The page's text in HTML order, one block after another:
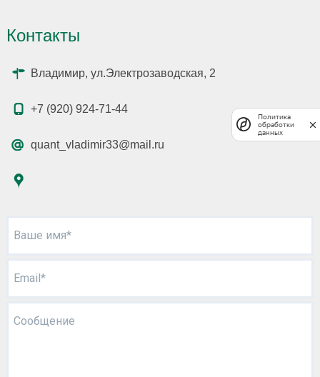
Контакты
Владимир, ул.Электрозаводская, 2
+7 (920) 924-71-44
quant_vladimir33@mail.ru
Ваше имя*
Email*
Сообщение
Политика
обработки
данных